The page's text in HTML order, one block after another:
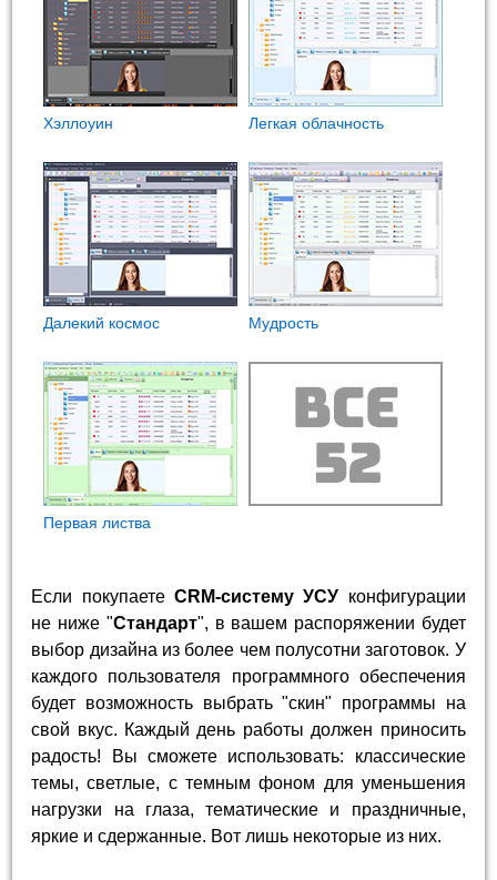
Хэллоуин Легкая облачность
Далекий космос Мудрость
Первая листва
Если покупаете CRM-систему УСУ конфигурации
не ниже "Стандарт", в вашем распоряжении будет
выбор дизайна из более чем полусотни заготовок. У
каждого пользователя программного обеспечения
будет возможность выбрать "скин" программы на
свой вкус. Каждый день работы должен приносить
радость! Вы сможете использовать: классические
темы, светлые, с темным фоном для уменьшения
нагрузки на глаза, тематические и праздничные,
яркие и сдержанные. Вот лишь некоторые из них.